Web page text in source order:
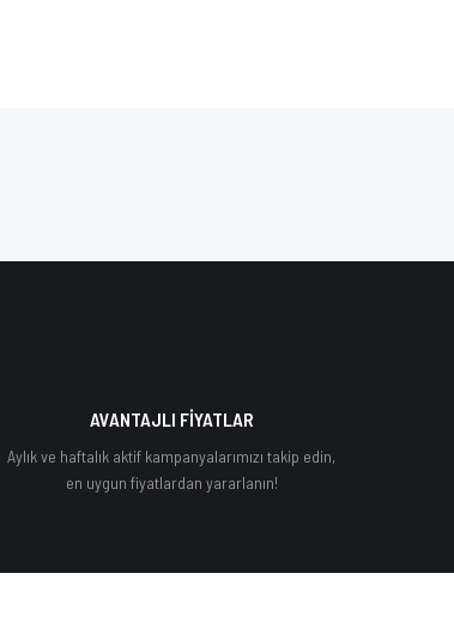
AVANTAJLI FİYATLAR
Aylık ve haftalık aktif kampanyalarımızı takip edin,
en uygun fiyatlardan yararlanın!